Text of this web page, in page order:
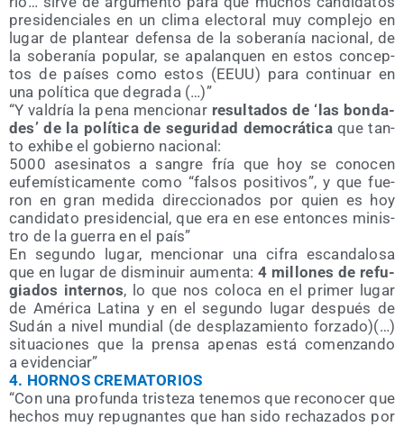
pre­si­den­cia­les en un cli­ma elec­to­ral muy com­ple­jo en
lugar de plan­tear defen­sa de la sobe­ra­nía nacio­nal, de
la sobe­ra­nía popu­lar, se apa­lan­quen en estos con­cep­
tos de paí­ses como estos (EEUU) para con­ti­nuar en
una polí­ti­ca que degrada (…)”
“Y val­dría la pena men­cio­nar resul­ta­dos de ‘las bon­da­
des’ de la polí­ti­ca de segu­ri­dad demo­crá­ti­caque tan­
to exhi­be el gobierno nacional:
5000 ase­si­na­tos a san­gre fría que hoy se cono­cen
eufe­mís­ti­ca­men­te como “fal­sos posi­ti­vos”, y que fue­
ron en gran medi­da direc­cio­na­dos por quien es hoy
can­di­da­to pre­si­den­cial, que era en ese enton­ces minis­
tro de la gue­rra en el país”
En segun­do lugar, men­cio­nar una cifra escan­da­lo­sa
que en lugar de dis­mi­nuir aumen­ta:4 millo­nes de refu­
gia­dos inter­nos, lo que nos colo­ca en el pri­mer lugar
de Amé­ri­ca Lati­na y en el segun­do lugar des­pués de
Sudán a nivel mun­dial (de des­pla­za­mien­to for­za­do)(…)
situa­cio­nes que la pren­sa ape­nas está comen­zan­do
a evidenciar”
4. HORNOS CREMATORIOS
“Con una pro­fun­da tris­te­za tene­mos que reco­no­cer que
hechos muy repug­nan­tes que han sido recha­za­dos por